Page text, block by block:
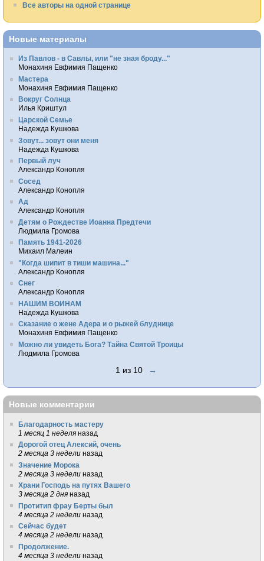
Все авторы на одной странице
Новые материалы
Из Павлов - в Савлы, или "не зная броду..."
Монахиня Евфимия Пащенко
Мастера
Монахиня Евфимия Пащенко
Вокруг Солнца
Илья Криштул
Царской Семье
Надежда Кушкова
Зовут... зовут они меня
Надежда Кушкова
Первый луч
Александр Конопля
Сосед
Александр Конопля
Ад
Александр Конопля
Детям о Рождестве Иоанна Предтечи
Людмила Громова
Память 1941-2026
Михаил Малеин
"Когда шипит в тиши машина..."
Александр Конопля
Снег
Александр Конопля
НАШИМ ВОИНАМ
Надежда Кушкова
Сказание о жене Адера и о рыжей блуднице
Монахиня Евфимия Пащенко
Можно ли увидеть Бога? Тайна Святой Троицы
Людмила Громова
1 из 10 →
Новые комментарии
Благодарность мастеру
1 месяц 1 неделя назад
Дорогой отец Алексий, очень
2 месяца 3 недели назад
Значение Морока
2 месяца 3 недели назад
Храни Господь на путях Вашего
3 месяца 2 дня назад
Протитип фрау Берты был
4 месяца 2 недели назад
Сейчас будет
4 месяца 2 недели назад
Продолжение.
4 месяца 3 недели назад